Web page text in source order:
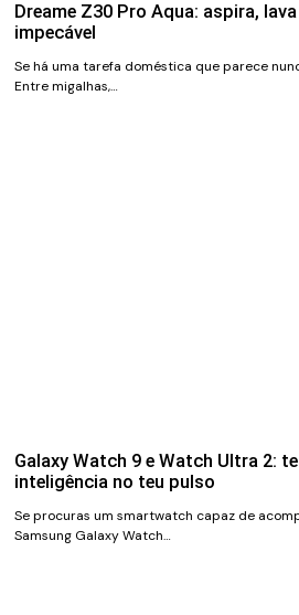
Dreame Z30 Pro Aqua: aspira,
impecável
Se há uma tarefa doméstica que parece
Entre migalhas,…
Galaxy Watch 9 e Watch Ultra 2:
inteligência no teu pulso
Se procuras um smartwatch capaz de
Samsung Galaxy Watch…